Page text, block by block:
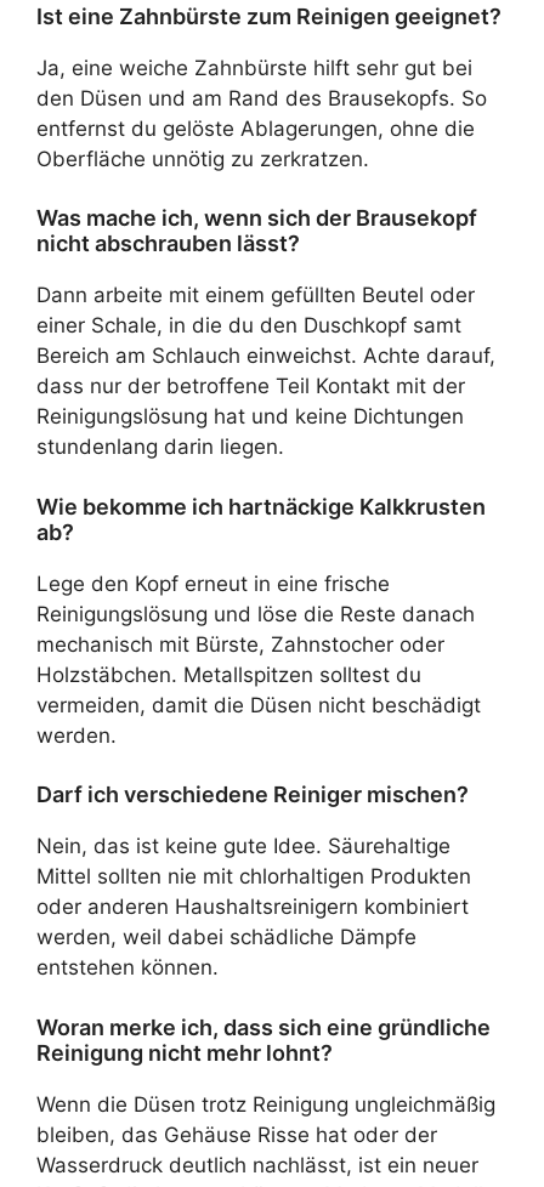
Ist eine Zahnbürste zum Reinigen geeignet?
Ja, eine weiche Zahnbürste hilft sehr gut bei
den Düsen und am Rand des Brausekopfs. So
entfernst du gelöste Ablagerungen, ohne die
Oberfläche unnötig zu zerkratzen.
Was mache ich, wenn sich der Brausekopf
nicht abschrauben lässt?
Dann arbeite mit einem gefüllten Beutel oder
einer Schale, in die du den Duschkopf samt
Bereich am Schlauch einweichst. Achte darauf,
dass nur der betroffene Teil Kontakt mit der
Reinigungslösung hat und keine Dichtungen
stundenlang darin liegen.
Wie bekomme ich hartnäckige Kalkkrusten
ab?
Lege den Kopf erneut in eine frische
Reinigungslösung und löse die Reste danach
mechanisch mit Bürste, Zahnstocher oder
Holzstäbchen. Metallspitzen solltest du
vermeiden, damit die Düsen nicht beschädigt
werden.
Darf ich verschiedene Reiniger mischen?
Nein, das ist keine gute Idee. Säurehaltige
Mittel sollten nie mit chlorhaltigen Produkten
oder anderen Haushaltsreinigern kombiniert
werden, weil dabei schädliche Dämpfe
entstehen können.
Woran merke ich, dass sich eine gründliche
Reinigung nicht mehr lohnt?
Wenn die Düsen trotz Reinigung ungleichmäßig
bleiben, das Gehäuse Risse hat oder der
Wasserdruck deutlich nachlässt, ist ein neuer